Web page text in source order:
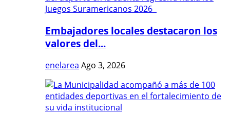
Embajadores locales destacaron los
valores del...
enelarea Ago 3, 2026